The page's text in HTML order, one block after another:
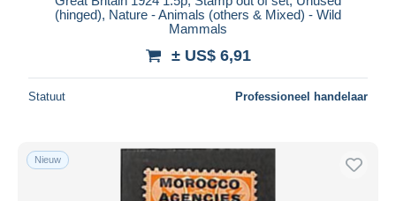
(hinged), Nature - Animals (others & Mixed) - Wild
Mammals
± US$ 6,91
Statuut Professioneel handelaar
Nieuw